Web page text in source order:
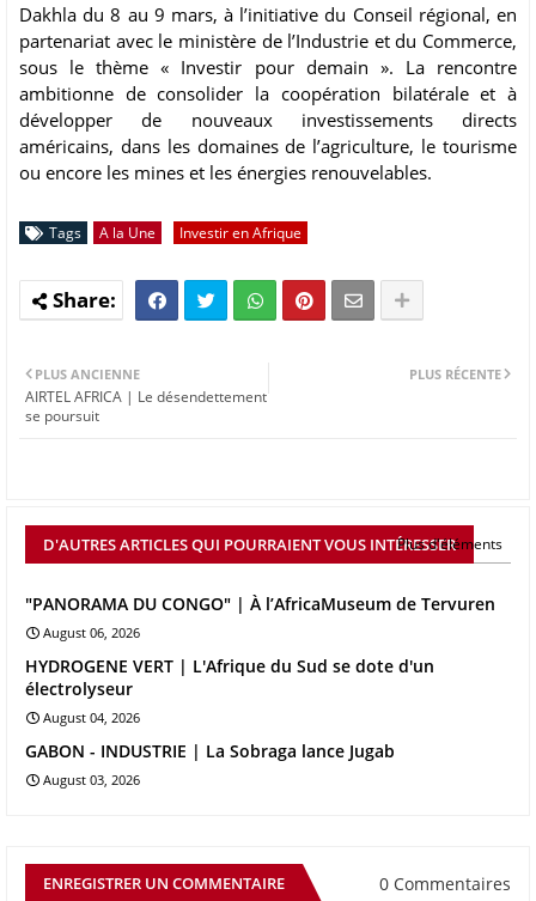
Dakhla du 8 au 9 mars, à l’initiative du Conseil régional, en
partenariat avec le ministère de l’Industrie et du Commerce,
sous le thème « Investir pour demain ». La rencontre
ambitionne de consolider la coopération bilatérale et à
développer de nouveaux investissements directs
américains, dans les domaines de l’agriculture, le tourisme
ou encore les mines et les énergies renouvelables.
Tags A la Une Investir en Afrique
PLUS RÉCENTE
PLUS ANCIENNE
AIRTEL AFRICA | Le désendettement
se poursuit
D'AUTRES ARTICLES QUI POURRAIENT VOUS INTÉRESSER
Plus d'éléments
"PANORAMA DU CONGO" | À l’AfricaMuseum de Tervuren
August 06, 2026
HYDROGENE VERT | L'Afrique du Sud se dote d'un
électrolyseur
August 04, 2026
GABON - INDUSTRIE | La Sobraga lance Jugab
August 03, 2026
ENREGISTRER UN COMMENTAIRE 0 Commentaires